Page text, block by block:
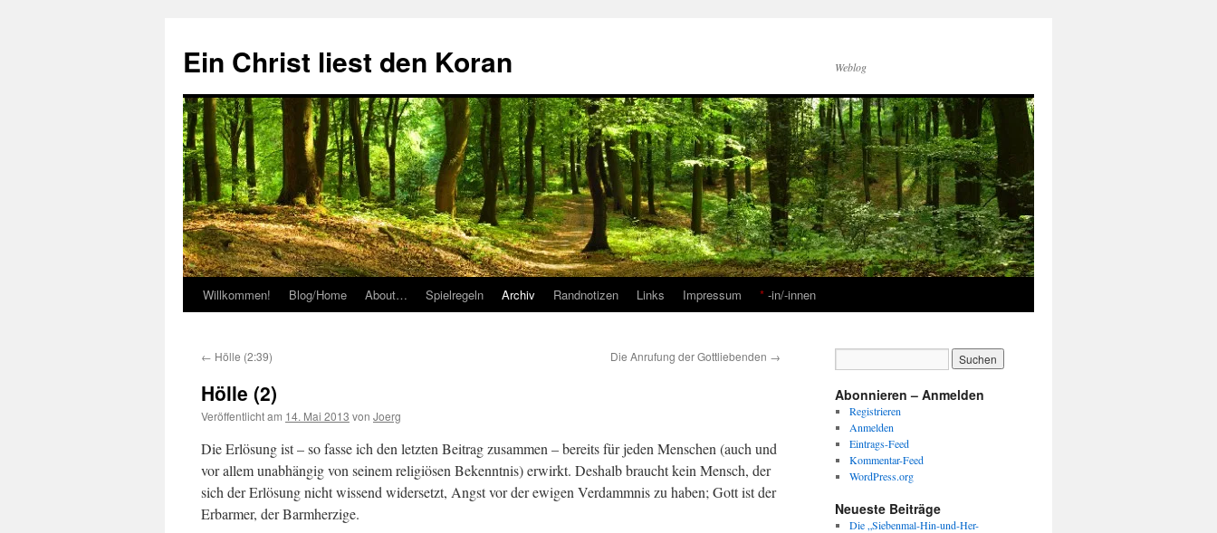
springen
Ein Christ liest den Koran Weblog
Willkommen! Blog/Home About… Spielregeln Archiv Randnotizen Links Impressum * -in/-innen
← Hölle (2:39) Die Anrufung der Gottliebenden →
Hölle (2)
Veröffentlicht am 14. Mai 2013 von Joerg
Die Erlösung ist – so fasse ich den letzten Beitrag zusammen – bereits für jeden Menschen (auch und
vor allem unabhängig von seinem religiösen Bekenntnis) erwirkt. Deshalb braucht kein Mensch, der
sich der Erlösung nicht wissend widersetzt, Angst vor der ewigen Verdammnis zu haben; Gott ist der
Erbarmer, der Barmherzige.
Abonnieren – Anmelden
Registrieren
Anmelden
Eintrags-Feed
Kommentar-Feed
WordPress.org
Neueste Beiträge
Die „Siebenmal-Hin-und-Her-